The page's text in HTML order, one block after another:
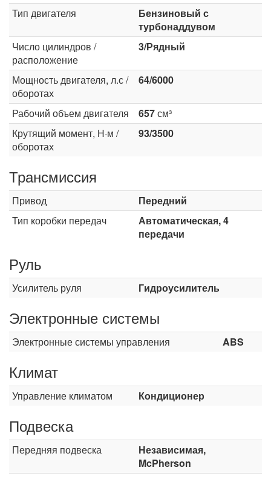
Тип двигателя
Бензиновый с
турбонаддувом
Число цилиндров /
расположение
3/Рядный
Мощность двигателя, л.с /
оборотах
64/6000
Рабочий объем двигателя 657см³
Крутящий момент, Н·м /
оборотах
93/3500
Трансмиссия
Привод
Передний
Тип коробки передач
Автоматическая, 4
передачи
Руль
Усилитель руля Гидроусилитель
Электронные системы
Электронные системы управления ABS
Климат
Управление климатом Кондиционер
Подвеска
Передняя подвеска
Независимая,
McPherson